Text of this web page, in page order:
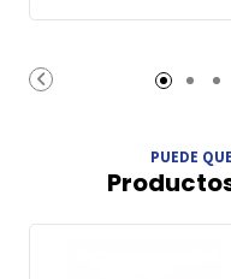
PUEDE